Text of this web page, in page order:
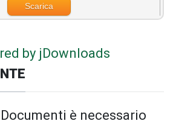
Scarica
by jDownloads
è necessario